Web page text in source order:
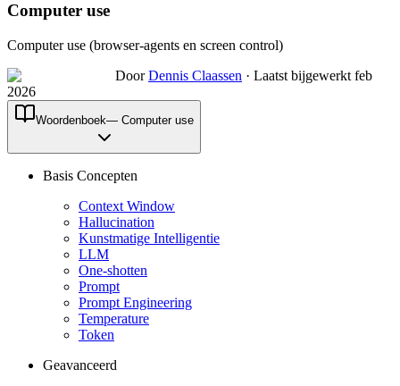
Computer use
Computer use (browser-agents en screen control)
Door Dennis Claassen · Laatst bijgewerkt feb
2026
Woordenboek— Computer use
Basis Concepten
Context Window
Hallucination
Kunstmatige Intelligentie
LLM
One-shotten
Prompt
Prompt Engineering
Temperature
Token
Geavanceerd